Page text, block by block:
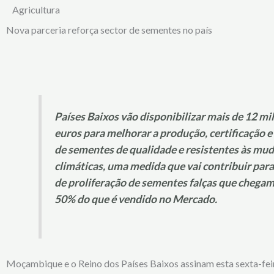
Agricultura
Nova parceria reforça sector de sementes no país
Países Baixos vão disponibilizar mais de 12
euros para melhorar a produção, certificação
de sementes de qualidade e resistentes às
climáticas, uma medida que vai contribuir
de proliferação de sementes falças que
50% do que é vendido no Mercado.
Moçambique e o Reino dos Países Baixos assinam esta sexta-